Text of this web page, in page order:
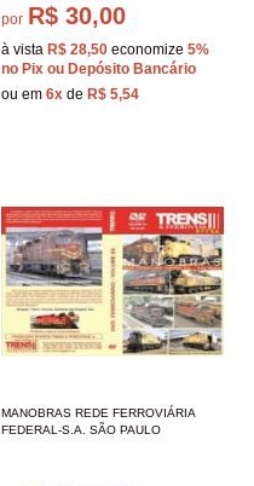
por R$ 30,00
à vista R$ 28,50 economize 5%
no Pix ou Depósito Bancário
ou em 6x de R$ 5,54
MANOBRAS REDE FERROVIÁRIA
FEDERAL-S.A. SÃO PAULO